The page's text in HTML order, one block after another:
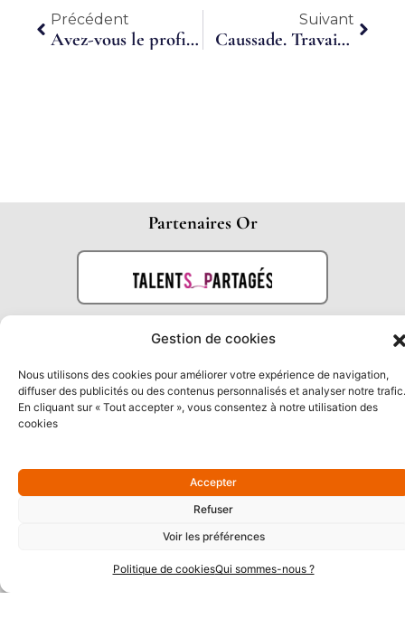
Gestion de cookies
Nous utilisons des cookies pour améliorer votre expérience de navigation,
diffuser des publicités ou des contenus personnalisés et analyser notre trafic.
En cliquant sur « Tout accepter », vous consentez à notre utilisation des
cookies
Accepter
Refuser
Voir les préférences
Politique de cookiesQui sommes-nous ?
Précédent
Précédent
Avez-vous le profil pour travailler en temps partagé ?
Suivant
Caussade. Travail en temps partagé… Les actions de CTP
Partenaires Or
Partenaires Argent